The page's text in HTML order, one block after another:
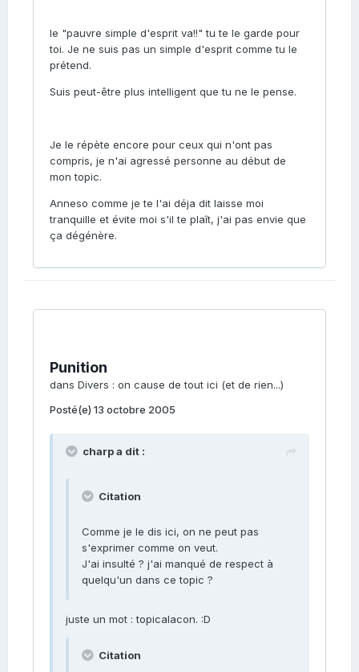
le "pauvre simple d'esprit va!!" tu te le garde pour
toi. Je ne suis pas un simple d'esprit comme tu le
prétend.
Suis peut-être plus intelligent que tu ne le pense.
Je le répète encore pour ceux qui n'ont pas
compris, je n'ai agressé personne au début de
mon topic.
Anneso comme je te l'ai déja dit laisse moi
tranquille et évite moi s'il te plaît, j'ai pas envie que
ça dégénère.
Punition
dans Divers : on cause de tout ici (et de rien...)
Posté(e) 13 octobre 2005
charp a dit :
Citation
Comme je le dis ici, on ne peut pas
s'exprimer comme on veut.
J'ai insulté ? j'ai manqué de respect à
quelqu'un dans ce topic ?
juste un mot : topicalacon. :D
Citation